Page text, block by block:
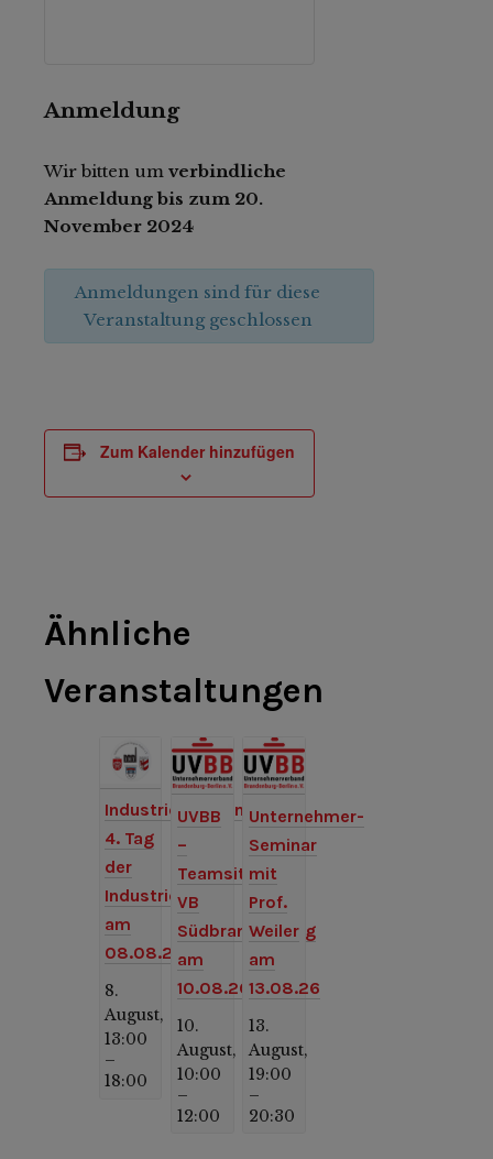
Anmeldung
Wir bitten um verbindliche
Anmeldung bis zum 20.
November 2024
Anmeldungen sind für diese
Veranstaltung geschlossen
Zum Kalender hinzufügen
Ähnliche
Veranstaltungen
Industriemuseum:
4. Tag
der
Industriekultur
am
08.08.26
8.
August,
13:00
–
18:00
UVBB
–
Teamsitzung
VB
Südbrandenburg
am
10.08.26
10.
August,
10:00
–
12:00
Unternehmer-
Seminar
mit
Prof.
Weiler
am
13.08.26
13.
August,
19:00
–
20:30